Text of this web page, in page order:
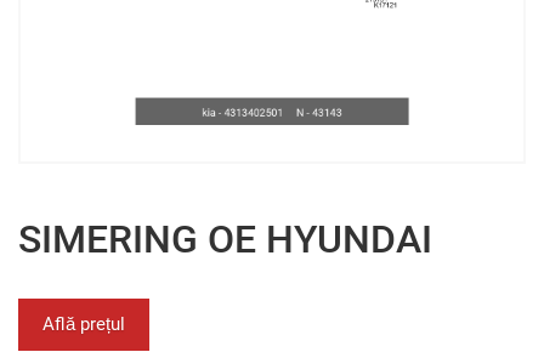
SIMERING OE HYUNDAI
Află prețul